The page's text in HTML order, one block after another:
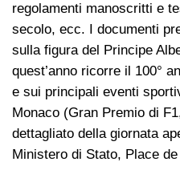
regolamenti manoscritti e
secolo, ecc. I documenti
sulla figura del Principe
quest’anno ricorre il 100°
e sui principali eventi
Monaco (Gran Premio di
dettagliato della giornata
Ministero di Stato, Place